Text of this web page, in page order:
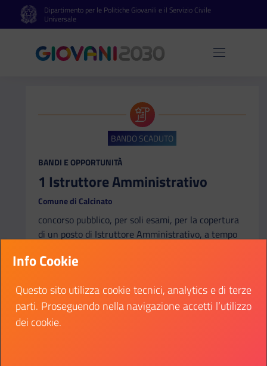
Vai al contenuto principale
Vai al footerDipartimento per le Politiche Giovanili e il Servizio Civile
Universale
Apri
BANDO SCADUTO
CATEGORIA:
BANDI E OPPORTUNITÀ
1 Istruttore Amministrativo
Comune di Calcinato
concorso pubblico, per soli esami, per la copertura
di un posto di Istruttore Amministrativo, a tempo
Istruttori.
Data fine:
18 luglio 2026
Il link ti porterà ad avere maggiori dettagli su: 1
Vai al bando
Info Cookie
Questo sito utilizza cookie tecnici, analytics e di terze
parti. Proseguendo nella navigazione accetti l’utilizzo
dei cookie.